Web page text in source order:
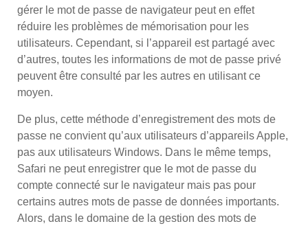
gérer le mot de passe de navigateur peut en effet
réduire les problèmes de mémorisation pour les
utilisateurs. Cependant, si l’appareil est partagé avec
d’autres, toutes les informations de mot de passe privé
peuvent être consulté par les autres en utilisant ce
moyen.
De plus, cette méthode d’enregistrement des mots de
passe ne convient qu’aux utilisateurs d’appareils Apple,
pas aux utilisateurs Windows. Dans le même temps,
Safari ne peut enregistrer que le mot de passe du
compte connecté sur le navigateur mais pas pour
certains autres mots de passe de données importants.
Alors, dans le domaine de la gestion des mots de